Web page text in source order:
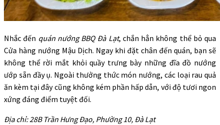
Nhắc đến quán nướng BBQ Đà Lạt, chắn hẳn không thể bỏ qua
Cửa hàng nướng Mậu Dịch. Ngay khi đặt chân đến quán, bạn sẽ
không thể rời mắt khỏi quầy trưng bày những đĩa đồ nướng
ướp sẵn đầy ụ. Ngoài thưởng thức món nướng, các loại rau quả
ăn kèm tại đây cũng không kém phần hấp dẫn, với độ tươi ngon
xứng đáng điểm tuyệt đối.
Địa chỉ: 28B Trần Hưng Đạo, Phường 10, Đà Lạt